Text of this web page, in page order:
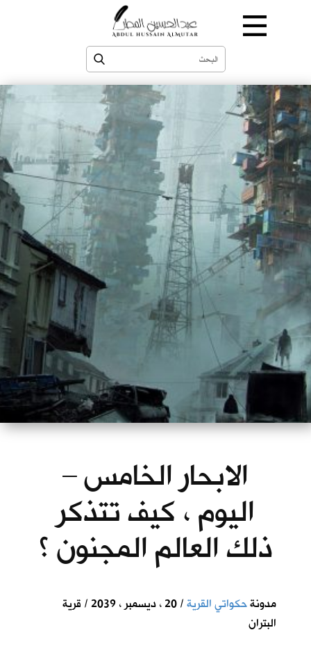
الابحار الخامس –
اليوم ، كيف تتذكر
ذلك العالم المجنون ؟
مدونةحكواتي القرية
/ 20 ، ديسمبر ، 2039 / قرية
البتران